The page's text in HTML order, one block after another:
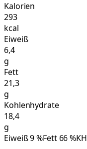
Kalorien
293
kcal
Eiweiß
6,4
g
Fett
21,3
g
Kohlenhydrate
18,4
g
Eiweiß9%Fett 66%KH